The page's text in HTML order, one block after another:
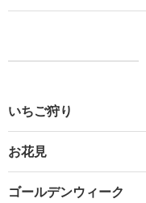
いちご狩り
お花見
ゴールデンウィーク